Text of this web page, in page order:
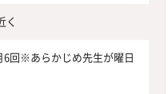
く
6回※あらかじめ先生が曜日